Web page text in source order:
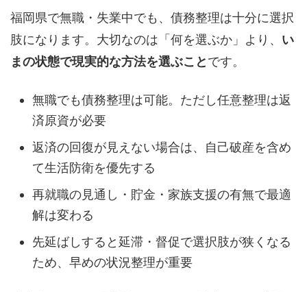
福岡県で無職・失業中でも、債務整理は十分に選択
肢になります。大切なのは「何を選ぶか」より、 い
まの状態で現実的な方法を選ぶことです。
無職でも債務整理は可能。ただし任意整理は返
済原資が必要
返済の回復が見えない場合は、自己破産を含め
て生活防衛を優先する
再就職の見通し・貯金・家族支援の有無で最適
解は変わる
先延ばしすると延滞・督促で選択肢が狭くなる
ため、早めの状況整理が重要